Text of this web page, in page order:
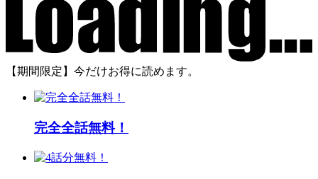
【期間限定】今だけお得に読めます。
完全全話無料！